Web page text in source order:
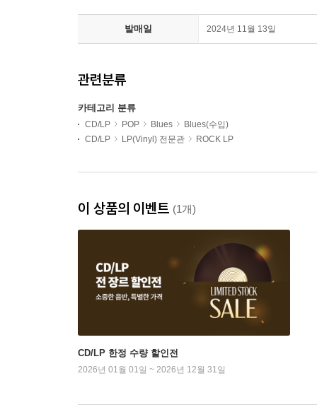
발매일 2024년 11월 13일
관련분류
카테고리 분류
CD/LP POP Blues
Blues(수입)
CD/LP
LP(Vinyl) 전문관 ROCK LP
이 상품의 이벤트 (1개)
CD/LP 한정 수량 할인전
2026년 01월 01일 ~ 2026년 12월 31일